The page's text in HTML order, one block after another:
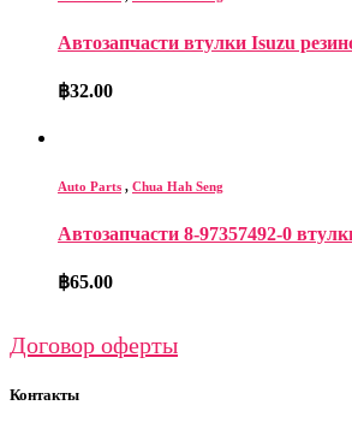
Автозапчасти втулки Isuzu
฿32.00
Auto Parts , Chua Hah Seng
Автозапчасти 8-97357492-0
฿65.00
Договор оферты
Контакты